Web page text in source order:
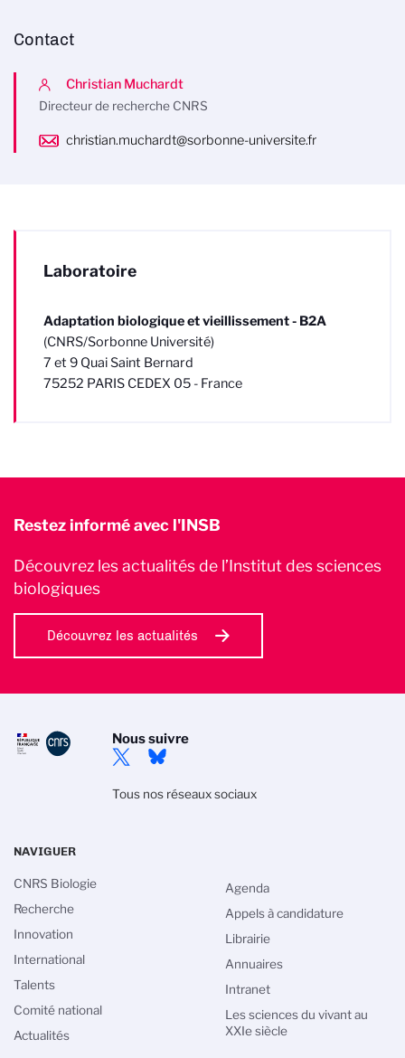
Contact
Christian Muchardt
Directeur de recherche CNRS
christian.muchardt@sorbonne-universite.fr
Laboratoire
Adaptation biologique et vieillissement - B2A
(CNRS/Sorbonne Université)
7 et 9 Quai Saint Bernard
75252 PARIS CEDEX 05 - France
Restez informé avec l'INSB
Découvrez les actualités de l’Institut des sciences
biologiques
Découvrez les actualités
Nous suivre
Tous nos réseaux sociaux
NAVIGUER
CNRS Biologie
Recherche
Innovation
International
Talents
Comité national
Actualités
Agenda
Appels à candidature
Librairie
Annuaires
Intranet
Les sciences du vivant au
XXIe siècle